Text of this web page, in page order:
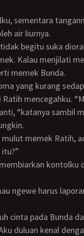
air liurnya.
Kalau menjilati
memek Bunda.
mencegahku.
“katanya sambil
duluan kenal